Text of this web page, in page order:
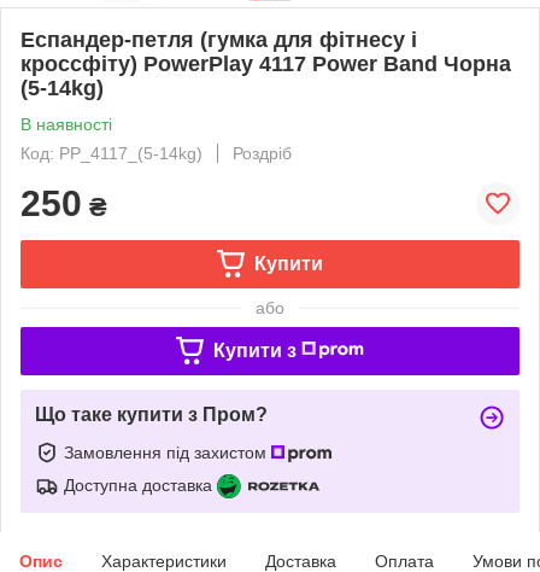
Еспандер-петля (гумка для фітнесу і
кроссфіту) PowerPlay 4117 Power Band Чорна
(5-14kg)
В наявності
Код: PP_4117_(5-14kg)
Роздріб
250 ₴
Купити
або
Купити з
Що таке купити з Пром?
Замовлення під захистом
Доступна доставка
Опис Характеристики Доставка Оплата Умови